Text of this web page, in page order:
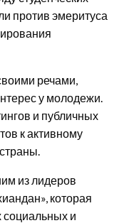
против эмеритуса
речами,
у молодежи.
и публичных
к активному
из лидеров
которая
социальных и